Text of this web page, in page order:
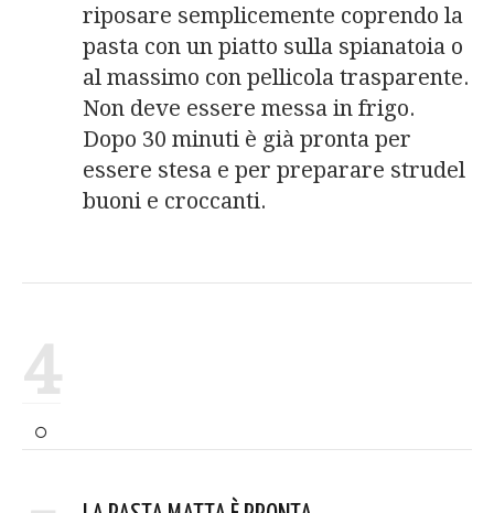
riposare semplicemente coprendo la
pasta con un piatto sulla spianatoia o
al massimo con pellicola trasparente.
Non deve essere messa in frigo.
Dopo 30 minuti è già pronta per
essere stesa e per preparare strudel
buoni e croccanti.
4